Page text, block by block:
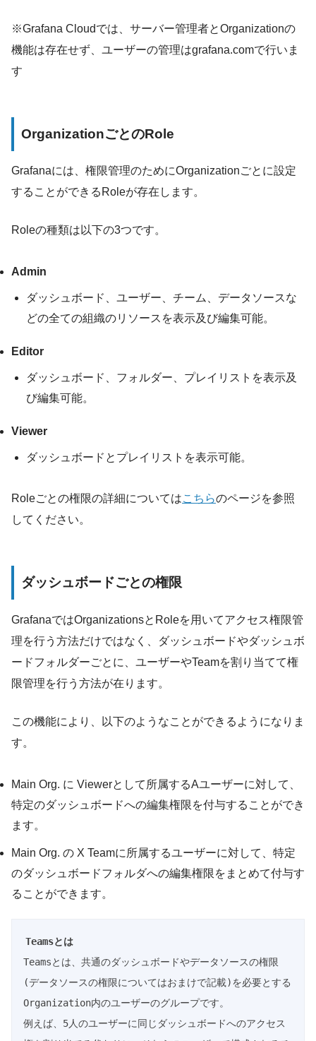
※Grafana Cloudでは、サーバー管理者とOrganizationの
機能は存在せず、ユーザーの管理はgrafana.comで行いま
す
OrganizationごとのRole
Grafanaには、権限管理のためにOrganizationごとに設定
することができるRoleが存在します。
Roleの種類は以下の3つです。
Admin
ダッシュボード、ユーザー、チーム、データソースな
どの全ての組織のリソースを表示及び編集可能。
Editor
ダッシュボード、フォルダー、プレイリストを表示及
び編集可能。
Viewer
ダッシュボードとプレイリストを表示可能。
Roleごとの権限の詳細についてはこちらのページを参照
してください。
ダッシュボードごとの権限
GrafanaではOrganizationsとRoleを用いてアクセス権限管
理を行う方法だけではなく、ダッシュボードやダッシュボ
ードフォルダーごとに、ユーザーやTeamを割り当てて権
限管理を行う方法が在ります。
この機能により、以下のようなことができるようになりま
す。
Main Org. に Viewerとして所属するAユーザーに対して、
特定のダッシュボードへの編集権限を付与することができ
ます。
Main Org. の X Teamに所属するユーザーに対して、特定
のダッシュボードフォルダへの編集権限をまとめて付与す
ることができます。
Teamsとは
Teamsとは、共通のダッシュボードやデータソースの権限
(データソースの権限についてはおまけで記載)を必要とする
Organization内のユーザーのグループです。
例えば、5人のユーザーに同じダッシュボードへのアクセス